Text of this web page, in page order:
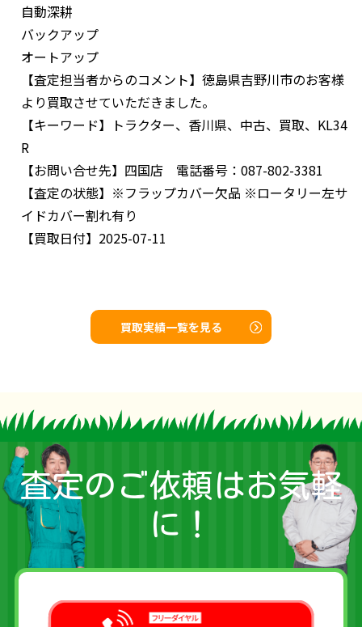
自動深耕
バックアップ
オートアップ
【査定担当者からのコメント】 徳島県吉野川市のお客様
より買取させていただきました。
【キーワード】
トラクター、香川県、中古、買取、KL34
R
【お問い合せ先】 四国店 電話番号：087-802-3381
【査定の状態】 ※フラップカバー欠品 ※ロータリー左サ
イドカバー割れ有り
【買取日付】 2025-07-11
買取実績一覧を見る
査定のご依頼はお気軽
に！